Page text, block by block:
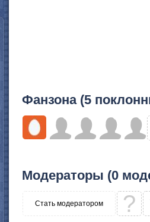
Фанзона (5
Модераторы (0
Стать модератором ?